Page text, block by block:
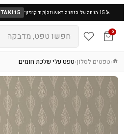
15% הנחה על הזמנה ראשונה |קוד קופון: TAKI15
0
›טפטים לסלון›טפט עלי שלכת חומים